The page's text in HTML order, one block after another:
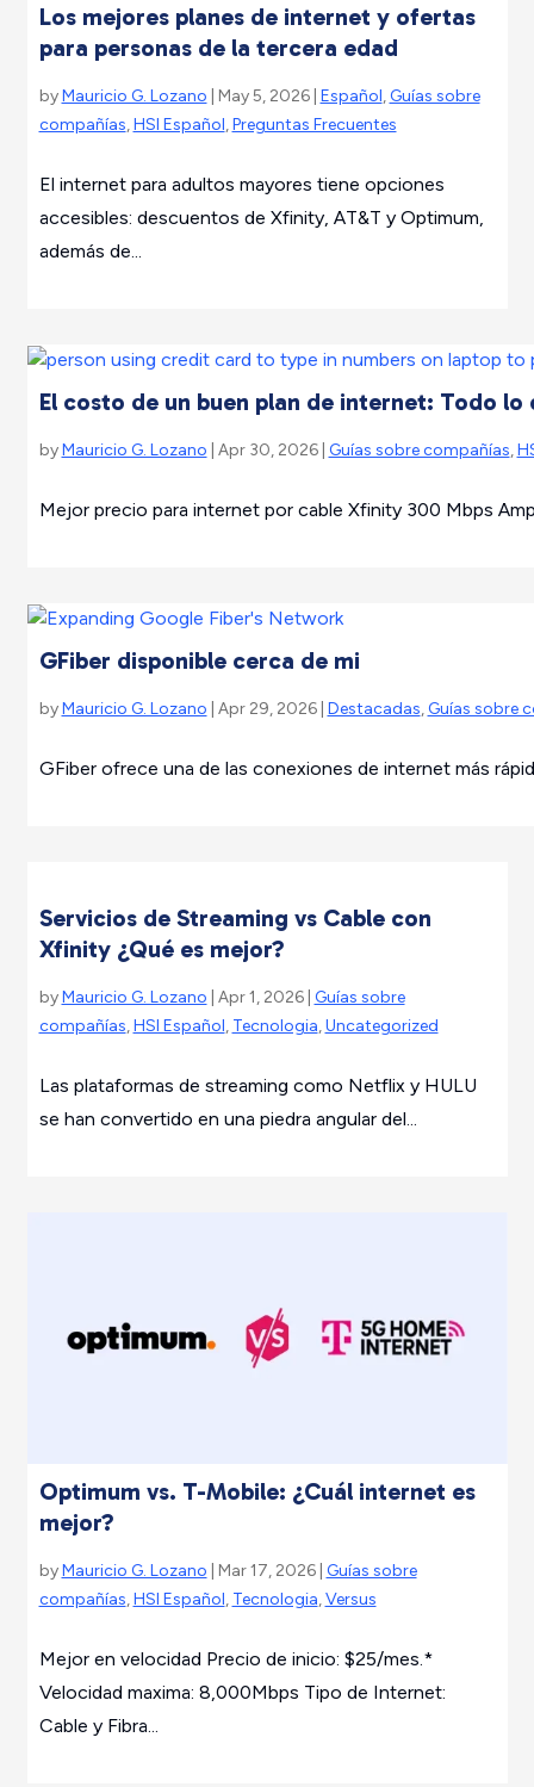
Los mejores planes de internet y ofertas
para personas de la tercera edad
byMauricio G. Lozano | May 5, 2026 | Español, Guías sobre
compañías,HSI Español,Preguntas Frecuentes
El internet para adultos mayores tiene opciones
accesibles: descuentos de Xfinity, AT&T y Optimum,
además de...
El costo de un buen plan de internet: Todo lo
byMauricio G. Lozano | Apr 30, 2026 | Guías sobre compañías,
Mejor precio para internet por cable Xfinity 300 Mbps
GFiber disponible cerca de mi
byMauricio G. Lozano | Apr 29, 2026 | Destacadas, Guías sobre
GFiber ofrece una de las conexiones de internet más
Servicios de Streaming vs Cable con
Xfinity ¿Qué es mejor?
byMauricio G. Lozano | Apr 1, 2026 | Guías sobre
compañías,HSI Español, Tecnologia,Uncategorized
Las plataformas de streaming como Netflix y HULU
se han convertido en una piedra angular del...
Optimum vs. T-Mobile: ¿Cuál internet es
mejor?
byMauricio G. Lozano | Mar 17, 2026 | Guías sobre
compañías,HSI Español, Tecnologia,Versus
Mejor en velocidad Precio de inicio: $25/mes.*
Velocidad maxima: 8,000Mbps Tipo de Internet:
Cable y Fibra...